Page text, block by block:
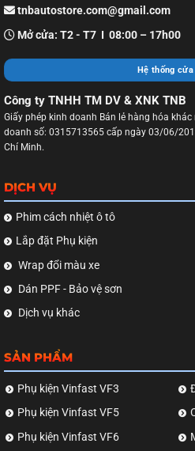
tnbautostore.com@gmail.com
Mở cửa: T2 - T7 I 08:00 – 17h00
Hệ thống cửa
Công ty TNHH TM DV & XNK TNB
Giấy phép kinh doanh Bán lẻ hàng hóa
doanh số: 0315713565 cấp ngày 03/06/
Chí Minh.
DỊCH VỤ
Phim cách nhiệt ô tô
Lắp đặt Phụ kiện
Wrap đổi màu xe
Dán PPF - Bảo vệ sơn
Dịch vụ khác
SẢN PHẨM
Phụ kiện Vinfast VF3
Phụ kiện Vinfast VF5
Phụ kiện Vinfast VF6